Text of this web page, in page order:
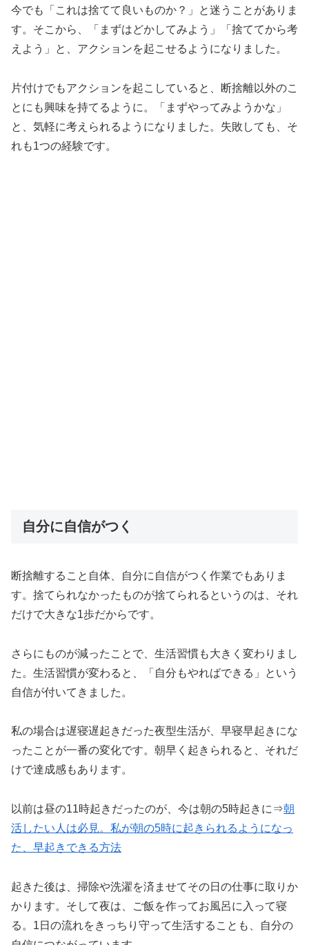
今でも「これは捨てて良いものか？」と迷うことがありま
す。そこから、「まずはどかしてみよう」「捨ててから考
えよう」と、アクションを起こせるようになりました。
片付けでもアクションを起こしていると、断捨離以外のこ
とにも興味を持てるように。「まずやってみようかな」
と、気軽に考えられるようになりました。失敗しても、そ
れも1つの経験です。
自分に自信がつく
断捨離すること自体、自分に自信がつく作業でもありま
す。捨てられなかったものが捨てられるというのは、それ
だけで大きな1歩だからです。
さらにものが減ったことで、生活習慣も大きく変わりまし
た。生活習慣が変わると、「自分もやればできる」という
自信が付いてきました。
私の場合は遅寝遅起きだった夜型生活が、早寝早起きにな
ったことが一番の変化です。朝早く起きられると、それだ
けで達成感もあります。
以前は昼の11時起きだったのが、今は朝の5時起きに⇒朝
活したい人は必見。私が朝の5時に起きられるようになっ
た、早起きできる方法
起きた後は、掃除や洗濯を済ませてその日の仕事に取りか
かります。そして夜は、ご飯を作ってお風呂に入って寝
る。1日の流れをきっちり守って生活することも、自分の